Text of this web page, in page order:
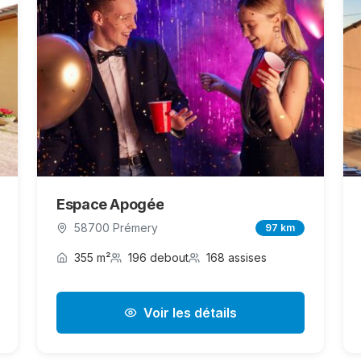
Espace Apogée
58700 Prémery 97 km
355 m² 196 debout 168 assises
Voir les détails